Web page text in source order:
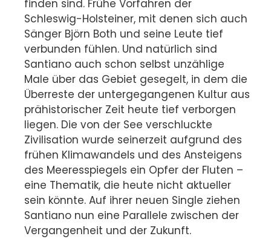
finden sind. Frühe Vorfahren der
Schleswig-Holsteiner, mit denen sich auch
Sänger Björn Both und seine Leute tief
verbunden fühlen. Und natürlich sind
Santiano auch schon selbst unzählige
Male über das Gebiet gesegelt, in dem die
Überreste der untergegangenen Kultur aus
prähistorischer Zeit heute tief verborgen
liegen. Die von der See verschluckte
Zivilisation wurde seinerzeit aufgrund des
frühen Klimawandels und des Ansteigens
des Meeresspiegels ein Opfer der Fluten –
eine Thematik, die heute nicht aktueller
sein könnte. Auf ihrer neuen Single ziehen
Santiano nun eine Parallele zwischen der
Vergangenheit und der Zukunft.